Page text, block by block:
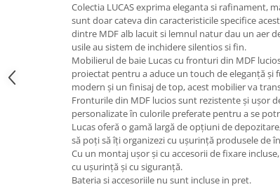
Colectia LUCAS exprima eleganta si rafinament,
sunt doar cateva din caracteristicile specifice
dintre MDF alb lacuit si lemnul natur dau un aer
usile au sistem de inchidere silentios si fin.
Mobilierul de baie Lucas cu fronturi din MDF
proiectat pentru a aduce un touch de eleganță și
modern și un finisaj de top, acest mobilier va
Fronturile din MDF lucios sunt rezistente și ușor
personalizate în culorile preferate pentru a se
Lucas oferă o gamă largă de opțiuni de
să poți să îți organizezi cu ușurință produsele de
Cu un montaj ușor și cu accesorii de fixare
cu ușurință și cu siguranță.
Bateria si accesoriile nu sunt incluse in pret.